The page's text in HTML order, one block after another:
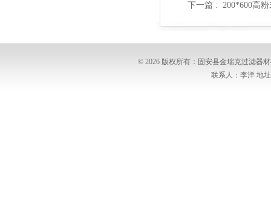
下一篇 : 200*600高
© 2026 版权所有：固安县金瑞克过滤器
联系人：李洋 地